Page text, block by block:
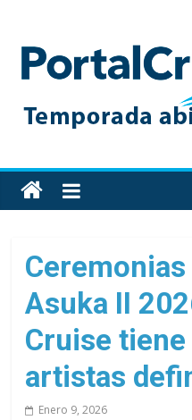
content
Toda
la
de
cruceros
un
solo
Asuka II
Cruise
artistas
Enero 9, 2026